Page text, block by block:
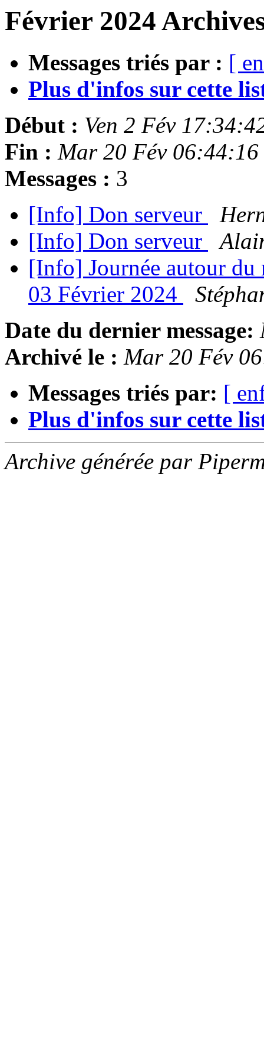
Février 2024
Messages triés par : [
Plus d'infos sur cette
Début : Ven 2 Fév
Fin : Mar 20 Fév 06:44:16
Messages : 3
[Info] Don serveur
[Info] Don serveur
[Info] Journée autour du
03 Février 2024
Date du dernier message:
Archivé le : Mar 20 Fév
Messages triés par: [
Plus d'infos sur cette
Archive générée par